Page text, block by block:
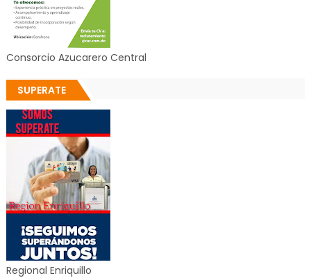
Consorcio Azucarero Central
SUPERATE
Regional Enriquillo